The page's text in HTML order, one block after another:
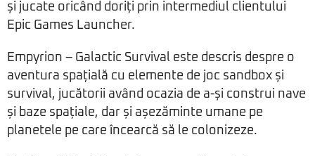
și jucate oricând doriți prin intermediul clientului
Epic Games Launcher.
Empyrion – Galactic Survival este descris despre o
aventura spațială cu elemente de joc sandbox și
survival, jucătorii având ocazia de a-și construi nave
și baze spațiale, dar și așezăminte umane pe
planetele pe care încearcă să le colonizeze.